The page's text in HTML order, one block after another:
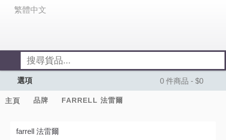
繁體中文
0 件商品 - $0
選項
主頁 品牌 FARRELL 法雷爾
farrell 法雷爾